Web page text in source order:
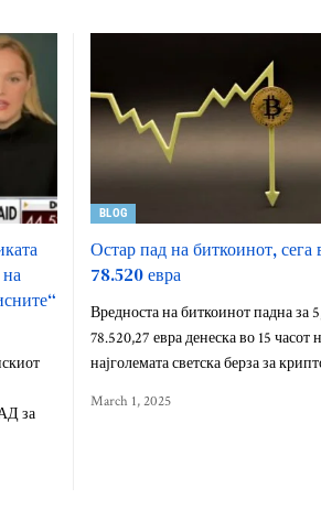
за
BLOG
Остар пад на биткоинот, сега
78.520 евра
Вредноста на биткоинот падна за
78.520,27 евра денеска во 15 часот
најголемата светска берза за
March 1, 2025